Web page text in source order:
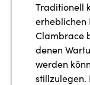
Traditionell
erheblichen
Clambrace
denen
werden
stillzulegen.